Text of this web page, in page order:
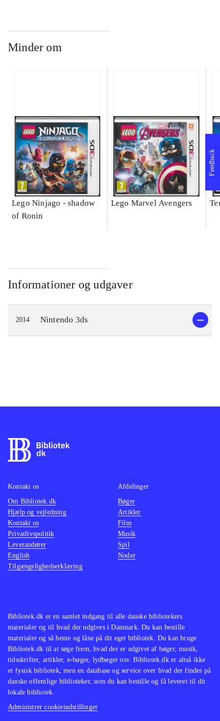
Minder om
Lego Ninjago - shadow
of Ronin
Lego Marvel Avengers
Informationer og udgaver
2014 Nintendo 3ds
Feedback
Bibliotek.dk er en samlet indgang til alle danske bibliotekers
materialer og til hvad der udgives i Danmark. Du kan bestille
materialer og så hente og låne på dit eget bibliotek. Du kan bruge
Bibliotek.dk til at søge frem, hvad der er udgivet af bøger, musik,
tidsskrifter, artikler, e-bøger, lydbøger osv. Bibliotek.dk er altså ikke
et fysisk bibliotek, men en database og service over hvad der findes på
danske offentlige biblioteker, som du kan bestille og få leveret til dit
lokale bibliotek.
Administrer cookieindstillinger
Kontakt os
Om Bibliotek.dk
Hjælp og vejledning
Kontakt os
Privatlivspolitik
Leverandører
English
Tilgængelighedserklæring
Afdelinger
Bøger
Artikler
Film
Musik
Spil
Noder